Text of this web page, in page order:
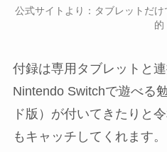
公式サイトより：タブレットだ
的
付録は専用タブレットと連
Nintendo Switchで遊べる
ド版）が付いてきたりと
もキャッチしてくれます。